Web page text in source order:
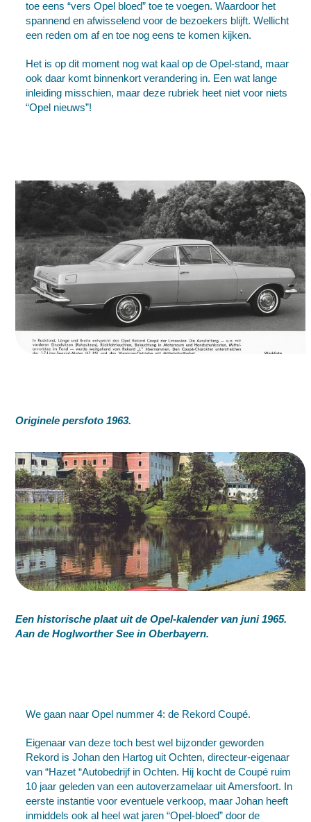
toe eens “vers Opel bloed” toe te voegen. Waardoor het
spannend en afwisselend voor de bezoekers blijft. Wellicht
een reden om af en toe nog eens te komen kijken.
Het is op dit moment nog wat kaal op de Opel-stand, maar
ook daar komt binnenkort verandering in. Een wat lange
inleiding misschien, maar deze rubriek heet niet voor niets
“Opel nieuws”!
Originele persfoto 1963.
Een historische plaat uit de Opel-kalender van juni 1965.
Aan de Hoglworther See in Oberbayern.
We gaan naar Opel nummer 4: de Rekord Coupé.
Eigenaar van deze toch best wel bijzonder geworden
Rekord is Johan den Hartog uit Ochten, directeur-eigenaar
van “Hazet “Autobedrijf in Ochten. Hij kocht de Coupé ruim
10 jaar geleden van een autoverzamelaar uit Amersfoort. In
eerste instantie voor eventuele verkoop, maar Johan heeft
inmiddels ook al heel wat jaren “Opel-bloed” door de